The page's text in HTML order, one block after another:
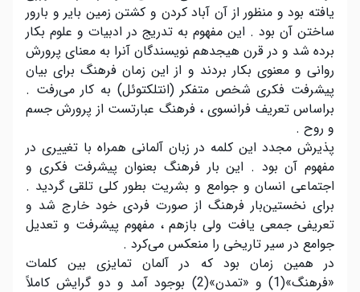
یافته بود و منظور از آن آباد کردن و کشتن زمین بایر و بارور
ساختن آن بود . این مفهوم به تدریج در ادبیات و علوم بکار
برده شد و در قرن هیجدهم نویسندگان آنرا به معنای پرورش
روانی و معنوی بکار بردند و از این زمان فرهنگ برای بیان
پیشرفت فکری شخص متفکر (انتلکتوئل) به کار می‌رفت .
براساس تعریف فرانسوی ، فرهنگ عبارتست از پرورش جسم
و روح .
پذیرش مجدد این کلمه در زبان آلمانی همراه با تغییری در
مفهوم آن بود . این بار فرهنگ بعنوان پیشرفت فکری و
اجتماعی انسان و جوامع و بشریت بطور کلی تلقی گردید .
برای نخستین‌بار فرهنگ از صورت فردی خود خارج شد و
تعریفی جمعی یافت ولی بازهم ، مفهوم پیشرفت و تعدیل
جوامع در سیر تاریخی را منعکس می‌کرد .
در همین زمان بود که در آلمان تمایزی بین کلمات
«فرهنگ»(1) و «تمدن»(2) بوجود آمد و دو گرایش کاملاً